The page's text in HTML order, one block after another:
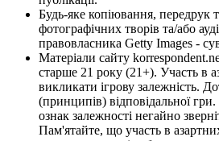
Будь-яке копіювання, передрук
фотографічних творів та/або
правовласника Getty Images -
Матеріали сайту
старше 21 року (21+). Участь в
викликати ігрову залежність.
(принципів) відповідальної
ознак залежності негайно
Пам'ятайте, що участь в